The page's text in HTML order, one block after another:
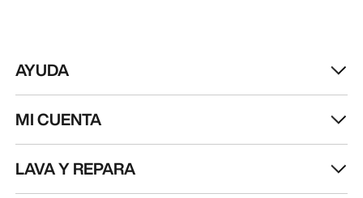
AYUDA
MI CUENTA
LAVA Y REPARA